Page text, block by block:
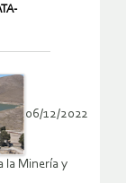
06/12/2022
la Minería y